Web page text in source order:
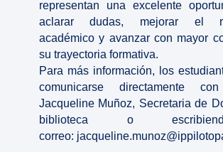
representan una excelente
aclarar dudas, mejorar el
académico y avanzar con mayor
su trayectoria formativa.
Para más información, los
comunicarse directamente
Jacqueline Muñoz, Secretaria de
biblioteca o
correo: